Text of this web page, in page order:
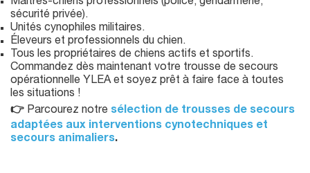
Maîtres-chiens professionnels (police, gendarmerie,
sécurité privée).
Unités cynophiles militaires.
Éleveurs et professionnels du chien.
Tous les propriétaires de chiens actifs et sportifs.
Commandez dès maintenant votre trousse de secours
opérationnelle YLEA et soyez prêt à faire face à toutes
les situations !
👉 Parcourez notre sélection de trousses de secours
adaptées aux interventions cynotechniques et
secours animaliers.